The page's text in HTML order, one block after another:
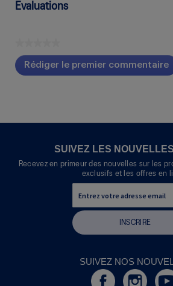
Évaluations
Aucune
cote
pour
Rédiger le premier commentaire
.
l'ouverture
dialogue.
SUIVEZ LES
Recevez en primeur des nouvelles sur les
exclusifs et les offres en
INSCRIRE
SUIVEZ NOS